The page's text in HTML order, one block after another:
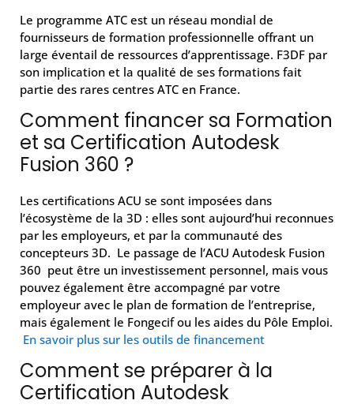
Le programme ATC est un réseau mondial de
fournisseurs de formation professionnelle offrant un
large éventail de ressources d’apprentissage. F3DF par
son implication et la qualité de ses formations fait
partie des rares centres ATC en France.
Comment financer sa Formation
et sa Certification Autodesk
Fusion 360 ?
Les certifications ACU se sont imposées dans
l’écosystème de la 3D : elles sont aujourd’hui reconnues
par les employeurs, et par la communauté des
concepteurs 3D. Le passage de l’ACU Autodesk Fusion
360 peut être un investissement personnel, mais vous
pouvez également être accompagné par votre
employeur avec le plan de formation de l’entreprise,
mais également le Fongecif ou les aides du Pôle Emploi.
En savoir plus sur les outils de financement
Comment se préparer à la
Certification Autodesk